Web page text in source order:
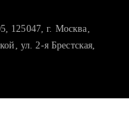
125047, г. Москва,
ул. 2-я Брестская,